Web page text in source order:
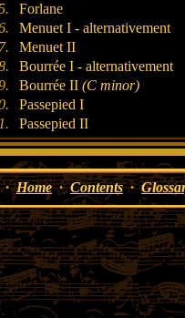
Forlane
Menuet I - alternativement
Menuet II
Bourrée I - alternativement
Bourrée II (C minor)
Passepied I
Passepied II
Home·Contents·